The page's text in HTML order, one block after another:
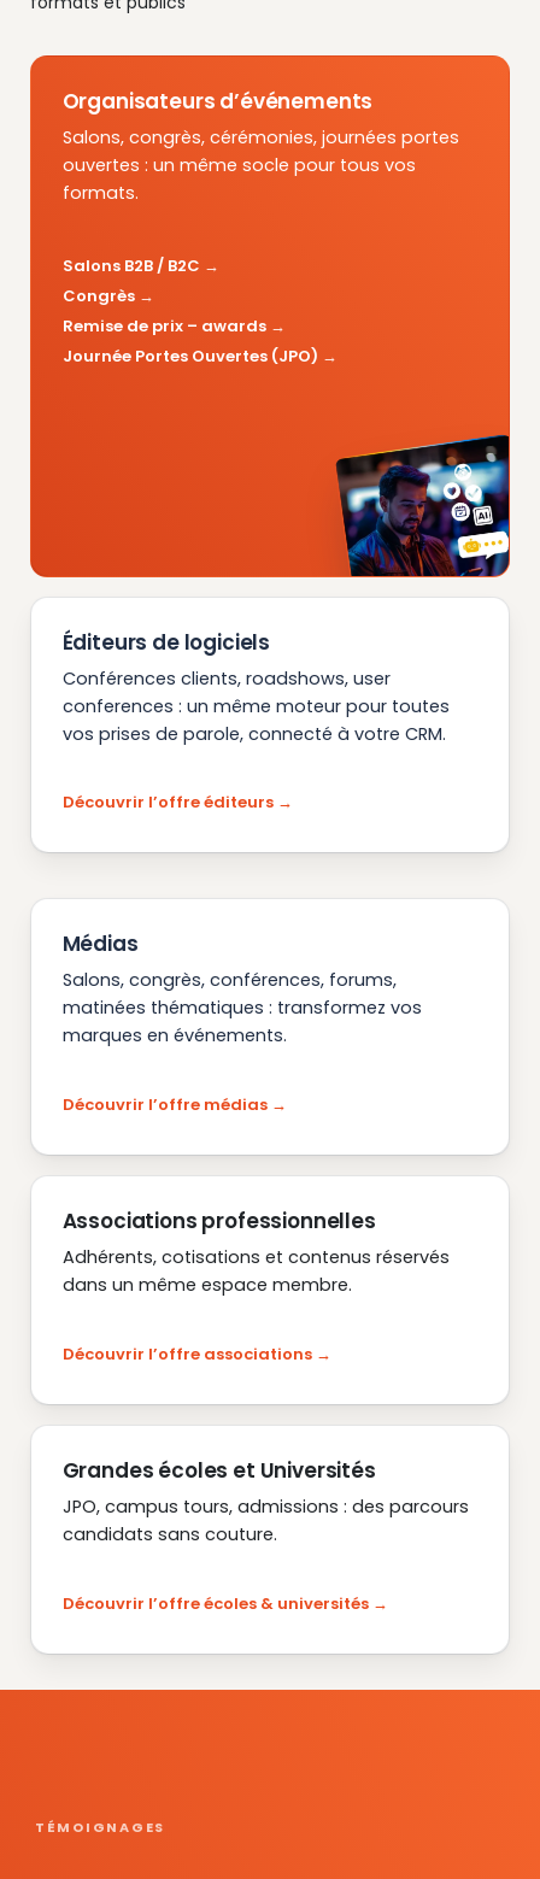
Organisateurs d’événements
Salons, congrès, cérémonies, journées portes
ouvertes : un même socle pour tous vos
formats.
Salons B2B / B2C
Congrès
Remise de prix – awards
Journée Portes Ouvertes (JPO)
Éditeurs de logiciels
Conférences clients, roadshows, user
conferences : un même moteur pour toutes
vos prises de parole, connecté à votre CRM.
Découvrir l’offre éditeurs
Médias
Salons, congrès, conférences, forums,
matinées thématiques : transformez vos
marques en événements.
Découvrir l’offre médias
Associations professionnelles
Adhérents, cotisations et contenus réservés
dans un même espace membre.
Découvrir l’offre associations
Grandes écoles et Universités
JPO, campus tours, admissions : des parcours
candidats sans couture.
Découvrir l’offre écoles & universités
TÉMOIGNAGES